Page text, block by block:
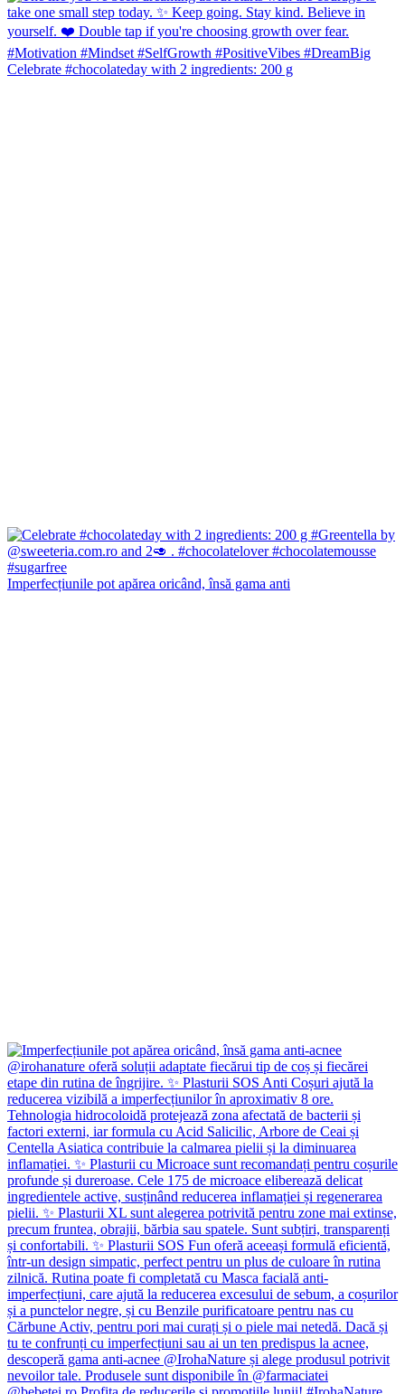
Celebrate #chocolateday with 2 ingredients: 200 g
Imperfecțiunile pot apărea oricând, însă gama anti